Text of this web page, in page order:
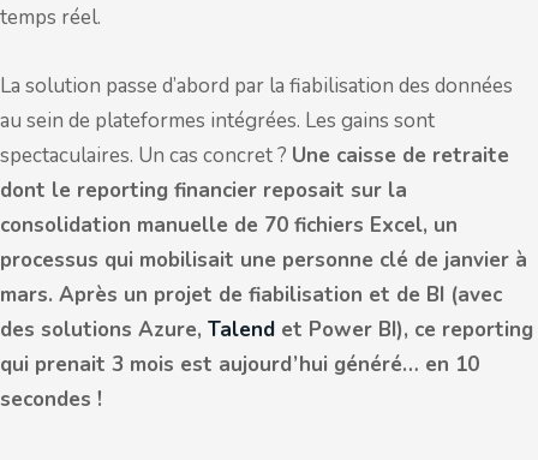
temps réel.
La solution passe d’abord par la fiabilisation des données
au sein de plateformes intégrées. Les gains sont
spectaculaires. Un cas concret ? Une caisse de retraite
dont le reporting financier reposait sur la
consolidation manuelle de 70 fichiers Excel, un
processus qui mobilisait une personne clé de janvier à
mars. Après un projet de fiabilisation et de BI (avec
des solutions Azure, Talend et Power BI), ce reporting
qui prenait 3 mois est aujourd’hui généré… en 10
secondes !